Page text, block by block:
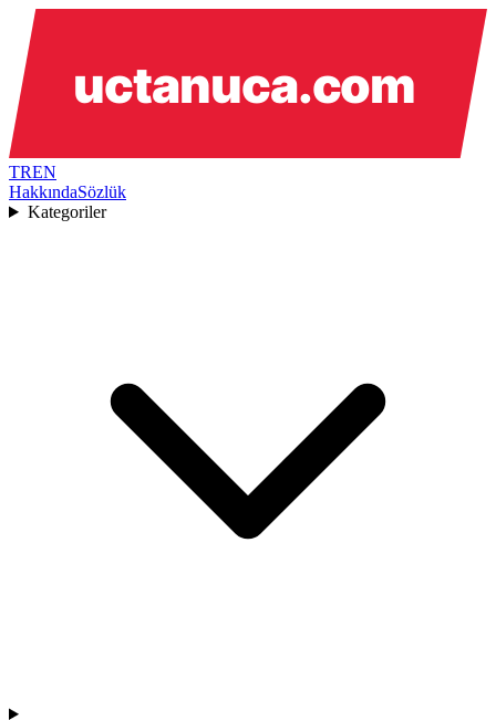
TREN
HakkındaSözlük
Kategoriler